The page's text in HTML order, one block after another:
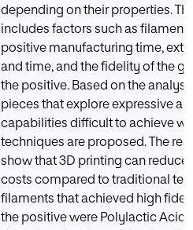
depending on their properties.
includes factors such as filament
positive manufacturing time,
and time, and the fidelity of the
the positive. Based on the
pieces that explore expressive
capabilities difficult to achieve
techniques are proposed. The
show that 3D printing can reduce
costs compared to traditional
filaments that achieved high
the positive were Polylactic Acid